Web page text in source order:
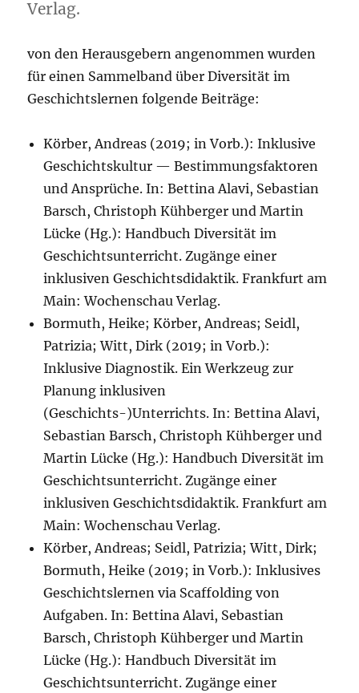
Verlag.
von den Herausgebern angenommen wurden
für einen Sammelband über Diversität im
Geschichtslernen folgende Beiträge:
Körber, Andreas (2019; in Vorb.): Inklusive
Geschichtskultur — Bestimmungsfaktoren
und Ansprüche. In: Bettina Alavi, Sebastian
Barsch, Christoph Kühberger und Martin
Lücke (Hg.): Handbuch Diversität im
Geschichtsunterricht. Zugänge einer
inklusiven Geschichtsdidaktik. Frankfurt am
Main: Wochenschau Verlag.
Bormuth, Heike; Körber, Andreas; Seidl,
Patrizia; Witt, Dirk (2019; in Vorb.):
Inklusive Diagnostik. Ein Werkzeug zur
Planung inklusiven
(Geschichts-)Unterrichts. In: Bettina Alavi,
Sebastian Barsch, Christoph Kühberger und
Martin Lücke (Hg.): Handbuch Diversität im
Geschichtsunterricht. Zugänge einer
inklusiven Geschichtsdidaktik. Frankfurt am
Main: Wochenschau Verlag.
Körber, Andreas; Seidl, Patrizia; Witt, Dirk;
Bormuth, Heike (2019; in Vorb.): Inklusives
Geschichtslernen via Scaffolding von
Aufgaben. In: Bettina Alavi, Sebastian
Barsch, Christoph Kühberger und Martin
Lücke (Hg.): Handbuch Diversität im
Geschichtsunterricht. Zugänge einer